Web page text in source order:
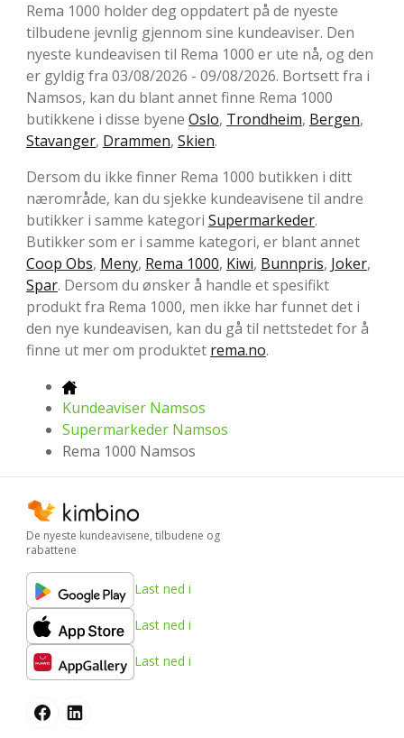
Rema 1000 holder deg oppdatert på de nyeste
tilbudene jevnlig gjennom sine kundeaviser. Den
nyeste kundeavisen til Rema 1000 er ute nå, og den
er gyldig fra 03/08/2026 - 09/08/2026. Bortsett fra i
Namsos, kan du blant annet finne Rema 1000
butikkene i disse byene Oslo, Trondheim, Bergen,
Stavanger, Drammen, Skien.
Dersom du ikke finner Rema 1000 butikken i ditt
nærområde, kan du sjekke kundeavisene til andre
butikker i samme kategori Supermarkeder.
Butikker som er i samme kategori, er blant annet
Coop Obs, Meny, Rema 1000, Kiwi, Bunnpris, Joker,
Spar. Dersom du ønsker å handle et spesifikt
produkt fra Rema 1000, men ikke har funnet det i
den nye kundeavisen, kan du gå til nettstedet for å
finne ut mer om produktet rema.no.
Kundeaviser Namsos
Supermarkeder Namsos
Rema 1000 Namsos
De nyeste kundeavisene, tilbudene og
rabattene
Last ned i
Last ned i
Last ned i